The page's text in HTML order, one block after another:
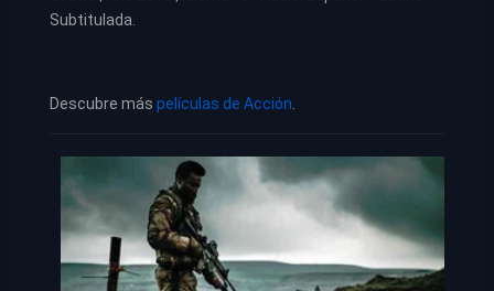
Subtitulada.
Descubre más películas de Acción